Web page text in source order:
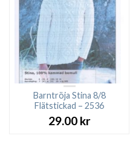
Barntröja Stina 8/8
Flätstickad – 2536
29.00 kr